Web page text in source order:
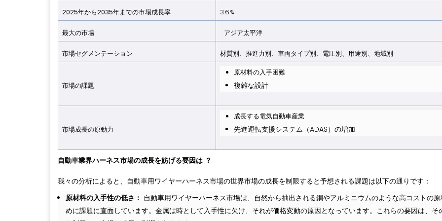
2025年から2035年までの市場成長率 3.6%
最大の市場 アジア太平洋
市場セグメンテーション 材質別、推進力別、車両タイプ別、電圧別、用途別、地域別
市場の課題
原材料の入手困難
複雑な設計
市場成長の原動力
成長する電気自動車産業
先進運転支援システム（ADAS）の増加
自動車業界ハーネス市場の成長を妨げる要因は ？
我々の分析によると、自動車用ワイヤーハーネス市場の世界市場の成長を制限すると予想される課題は以下の通りです：
原材料の入手性の低さ： 自動車用ワイヤーハーネス市場は、自然から抽出される銅やアルミニウムのような高コストの
めに課題に直面しています。金属は時として入手性に欠け、それが価格変動の原因となっています。これらの要因は、そ